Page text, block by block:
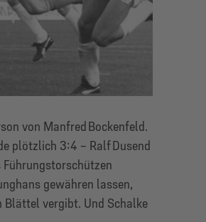
von Manfred Bockenfeld.
plötzlich 3:4 – Ralf Dusend
gewähren lassen,
Blättel vergibt. Und Schalke